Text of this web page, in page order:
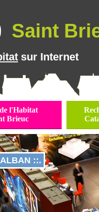
Saint
sur Internet
l'Habitat
Brieuc
::.